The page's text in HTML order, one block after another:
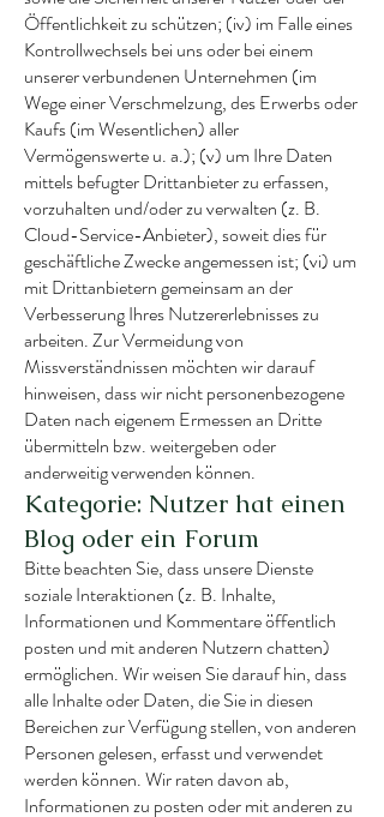
Öffentlichkeit zu schützen; (iv) im Falle eines
Kontrollwechsels bei uns oder bei einem
unserer verbundenen Unternehmen (im
Wege einer Verschmelzung, des Erwerbs oder
Kaufs (im Wesentlichen) aller
Vermögenswerte u. a.); (v) um Ihre Daten
mittels befugter Drittanbieter zu erfassen,
vorzuhalten und/oder zu verwalten (z. B.
Cloud-Service-Anbieter), soweit dies für
geschäftliche Zwecke angemessen ist; (vi) um
mit Drittanbietern gemeinsam an der
Verbesserung Ihres Nutzererlebnisses zu
arbeiten. Zur Vermeidung von
Missverständnissen möchten wir darauf
hinweisen, dass wir nicht personenbezogene
Daten nach eigenem Ermessen an Dritte
übermitteln bzw. weitergeben oder
anderweitig verwenden können.
Kategorie: Nutzer hat einen
Blog oder ein Forum
Bitte beachten Sie, dass unsere Dienste
soziale Interaktionen (z. B. Inhalte,
Informationen und Kommentare öffentlich
posten und mit anderen Nutzern chatten)
ermöglichen. Wir weisen Sie darauf hin, dass
alle Inhalte oder Daten, die Sie in diesen
Bereichen zur Verfügung stellen, von anderen
Personen gelesen, erfasst und verwendet
werden können. Wir raten davon ab,
Informationen zu posten oder mit anderen zu